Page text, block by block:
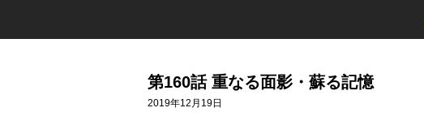
第160話 重なる面影・蘇る記憶
2019年12月19日